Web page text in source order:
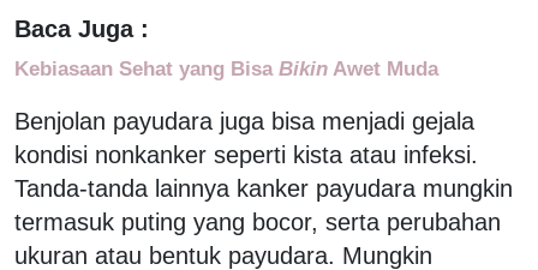
Baca Juga :
Kebiasaan Sehat yang Bisa Bikin Awet Muda
Benjolan payudara juga bisa menjadi gejala
kondisi nonkanker seperti kista atau infeksi.
Tanda-tanda lainnya kanker payudara mungkin
termasuk puting yang bocor, serta perubahan
ukuran atau bentuk payudara. Mungkin